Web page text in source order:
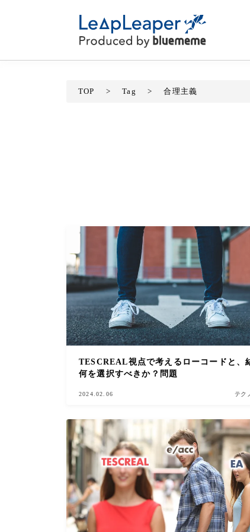
TOP > Tag > 合理主義
TESCREAL視点で考えるローコードと、
何を選択すべきか？問題
2024.02.06 テク